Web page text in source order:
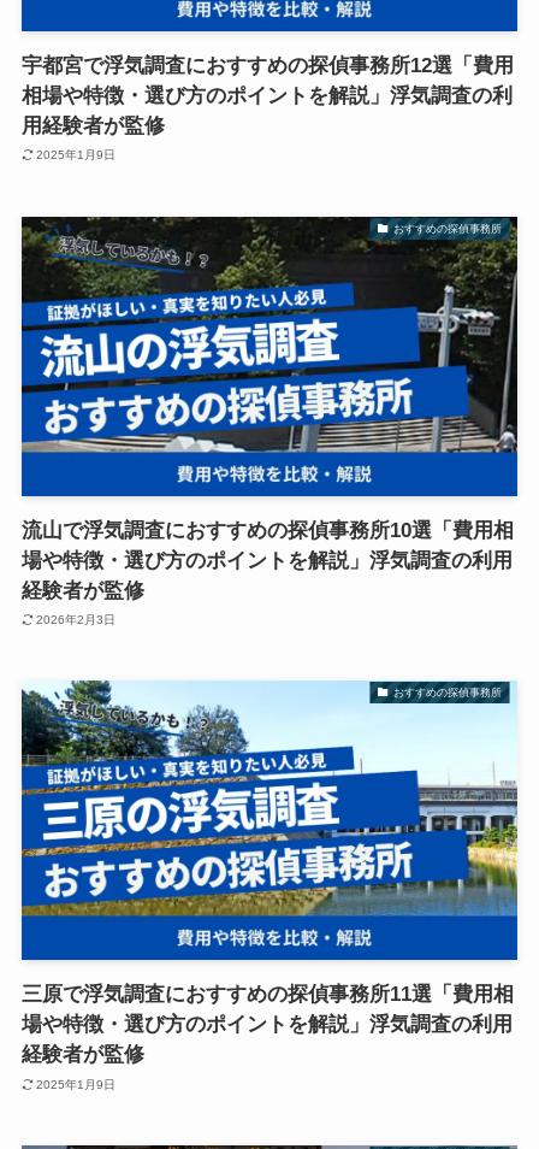
宇都宮で浮気調査におすすめの探偵事務所12選「費用
相場や特徴・選び方のポイントを解説」浮気調査の利
用経験者が監修
2025年1月9日
おすすめの探偵事務所
流山で浮気調査におすすめの探偵事務所10選「費用相
場や特徴・選び方のポイントを解説」浮気調査の利用
経験者が監修
2026年2月3日
おすすめの探偵事務所
三原で浮気調査におすすめの探偵事務所11選「費用相
場や特徴・選び方のポイントを解説」浮気調査の利用
経験者が監修
2025年1月9日